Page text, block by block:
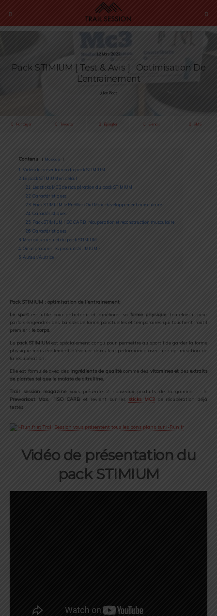
12 Mars 2022
Pack STIMIUM [ Test & Avis ] : Optimisation De
L’entrainement
Julien Picot
Partager Tweeter Épingler E-mail SMS
Contenu Masquer
1 Vidéo de présentation du pack STIMIUM
2 Le pack STIMIUM en détail
2.1
Les sticks MC3 de récupération du pack STIMIUM
2.2 Caractéristiques
2.3 Pack STIMIUM le PreWorkOut Max : développement musculaire
2.4 Caractéristiques
2.5 Pack STIMIUM l’ISO CARB : récupération et reconstruction musculaire
2.6 Caractéristiques
3 Mon avis au sujet du pack STIMIUM
4 Où se procurer les produits STIMIUM ?
5 Auteur/Autrice
Pack STIMIUM : optimisation de l’entrainement
Le sport est utile pour entretenir et améliorer sa forme physique, toutefois il peut
parfois engendrer des baisses de forme ponctuelles et temporaires qui touchent l’outil
premier : le corps.
Le pack STIMIUM est spécialement conçu pour permettre au sportif de garder la forme
physique mais également d’évoluer dans leur performance avec une optimisation de
la récupération.
Elle est formulée avec desingrédients de qualitécomme des vitamines et desextraits
de plantes tel que le malate de citrulline.
Trail session magazine vous présente 2 nouveaux produits de la gamme : le
Preworkout Max, l’ISO CARB et revient sur les sticks MC3de récupération déjà
testés.
Vidéo de présentation du
pack STIMIUM